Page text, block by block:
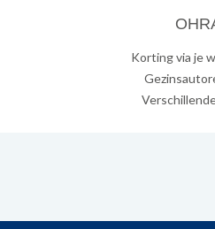
Korting via je